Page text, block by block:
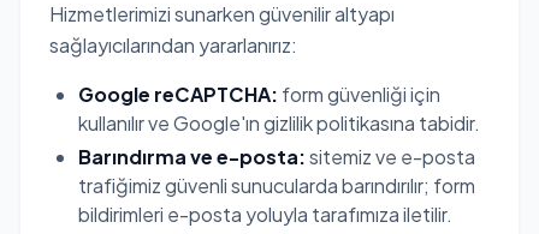
Hizmetlerimizi sunarken güvenilir altyapı
sağlayıcılarından yararlanırız:
Google reCAPTCHA: form güvenliği için
kullanılır ve Google'ın gizlilik politikasına tabidir.
Barındırma ve e-posta:sitemiz ve e-posta
trafiğimiz güvenli sunucularda barındırılır; form
bildirimleri e-posta yoluyla tarafımıza iletilir.